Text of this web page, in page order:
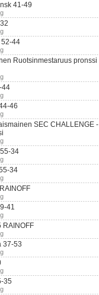
41-49
52-44
Ruotsinmestaruus pronssi
44
46
SEC CHALLENGE -
34
34
41
RAINOFF
37-53
35